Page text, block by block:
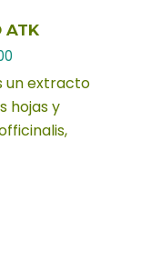
ATK
un extracto
hojas y